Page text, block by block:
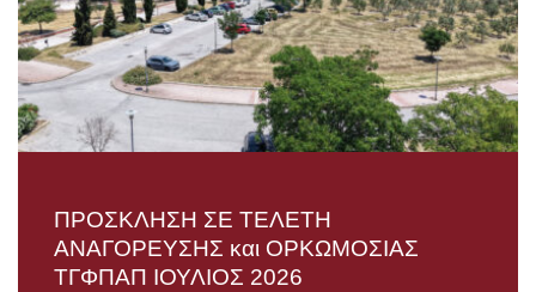
ΠΡΟΣΚΛΗΣΗ ΣΕ ΤΕΛΕΤΗ
AΝΑΓΟΡΕΥΣΗΣ και ΟΡΚΩΜΟΣΙΑΣ
TΓΦΠΑΠ ΙΟΥΛΙΟΣ 2026